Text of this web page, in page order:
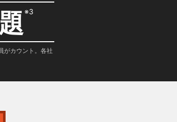
※3
がカウント。各社